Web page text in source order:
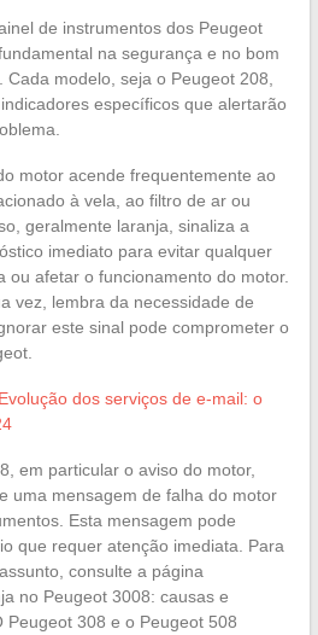
de instrumentos dos Peugeot
na segurança e no bom
modelo, seja o Peugeot 208,
específicos que alertarão
motor acende frequentemente ao
à vela, ao filtro de ar ou
geralmente laranja, sinaliza a
imediato para evitar qualquer
ou afetar o funcionamento do motor.
vez, lembra da necessidade de
este sinal pode comprometer o
Evolução dos serviços de e-mail: o
em particular o aviso do motor,
uma mensagem de falha do motor
Esta mensagem pode
que requer atenção imediata. Para
consulte a página
no Peugeot 3008: causas e
Peugeot 308 e o Peugeot 508